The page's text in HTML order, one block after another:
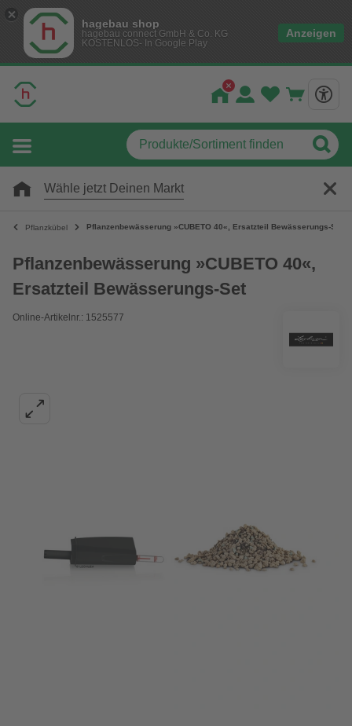
hagebau shop
hagebau connect GmbH & Co. KG
KOSTENLOS- In Google Play
Anzeigen
Wähle jetzt Deinen Markt
Pflanzkübel Pflanzenbewässerung »CUBETO 40«, Ersatzteil Bewässerungs-Set
Pflanzenbewässerung »CUBETO 40«,
Ersatzteil Bewässerungs-Set
Online-Artikelnr.: 1525577